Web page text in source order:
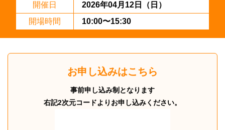
開催日
2026年04月12日（日）
開場時間
10:00〜15:30
お申し込みはこちら
事前申し込み制となります
右記2次元コードよりお申し込みください。